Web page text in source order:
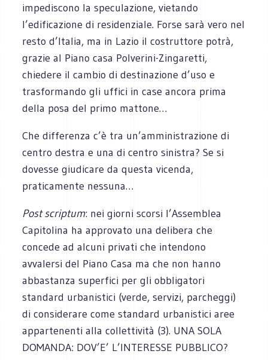
impediscono la speculazione, vietando
l’edificazione di residenziale. Forse sarà vero nel
resto d’Italia, ma in Lazio il costruttore potrà,
grazie al Piano casa Polverini-Zingaretti,
chiedere il cambio di destinazione d’uso e
trasformando gli uffici in case ancora prima
della posa del primo mattone…
Che differenza c’è tra un’amministrazione di
centro destra e una di centro sinistra? Se si
dovesse giudicare da questa vicenda,
praticamente nessuna…
Post scriptum: nei giorni scorsi l’Assemblea
Capitolina ha approvato una delibera che
concede ad alcuni privati che intendono
avvalersi del Piano Casa ma che non hanno
abbastanza superfici per gli obbligatori
standard urbanistici (verde, servizi, parcheggi)
di considerare come standard urbanistici aree
appartenenti alla collettività (3). UNA SOLA
DOMANDA: DOV’E’ L’INTERESSE PUBBLICO?